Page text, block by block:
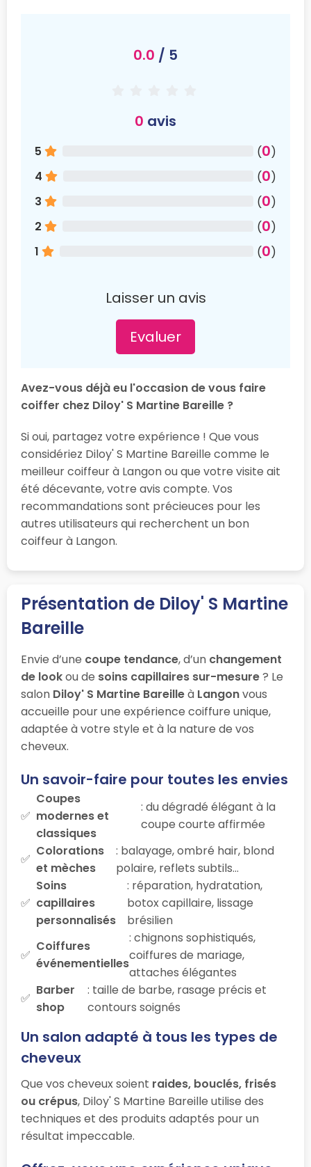
0.0 / 5
0 avis
5 (0)
4
(0)
3
(0)
2
(0)
1
(0)
Laisser un avis
Evaluer
Avez-vous déjà eu l'occasion de vous faire
coiffer chez Diloy' S Martine Bareille ?
Si oui, partagez votre expérience ! Que vous
considériez Diloy' S Martine Bareille comme le
meilleur coiffeur à Langon ou que votre visite ait
été décevante, votre avis compte. Vos
recommandations sont précieuces pour les
autres utilisateurs qui recherchent un bon
coiffeur à Langon.
Présentation de Diloy' S Martine
Bareille
Envie d’une coupe tendance, d’un changement
de lookou de soins capillaires sur-mesure? Le
salon Diloy' S Martine Bareilleà Langonvous
accueille pour une expérience coiffure unique,
adaptée à votre style et à la nature de vos
cheveux.
Un savoir-faire pour toutes les envies
Coupes
modernes et
classiques
: du dégradé élégant à la
coupe courte affirmée
Colorations
et mèches
: balayage, ombré hair, blond
polaire, reflets subtils…
Soins
capillaires
personnalisés
: réparation, hydratation,
botox capillaire, lissage
brésilien
Coiffures
événementielles
: chignons sophistiqués,
coiffures de mariage,
attaches élégantes
Barber
shop
: taille de barbe, rasage précis et
contours soignés
Un salon adapté à tous les types de
cheveux
Que vos cheveux soient raides, bouclés, frisés
ou crépus, Diloy' S Martine Bareille utilise des
techniques et des produits adaptés pour un
résultat impeccable.